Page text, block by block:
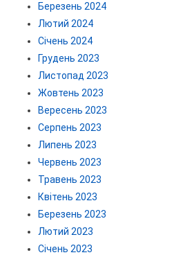
Березень 2024
Лютий 2024
Січень 2024
Грудень 2023
Листопад 2023
Жовтень 2023
Вересень 2023
Серпень 2023
Липень 2023
Червень 2023
Травень 2023
Квітень 2023
Березень 2023
Лютий 2023
Січень 2023